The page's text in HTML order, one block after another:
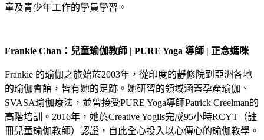
童及青少年工作的學員學習。
Frankie Chan ：兒童瑜伽教師 | PURE Yoga 導師 | 正念媽咪
Frankie 的瑜伽之旅始於2003年，從印度的靜修院到亞洲各地
的瑜伽會館，皆有她的足跡。她研習的領域涵蓋孕產瑜伽、
SVASA瑜伽療法，並曾接受PURE Yoga導師Patrick Creelman的
高階培訓。2016年，她於Creative Yogils完成95小時RCYT（註
冊兒童瑜伽教師）認證，自此全心投入以心傳心的瑜伽教學。